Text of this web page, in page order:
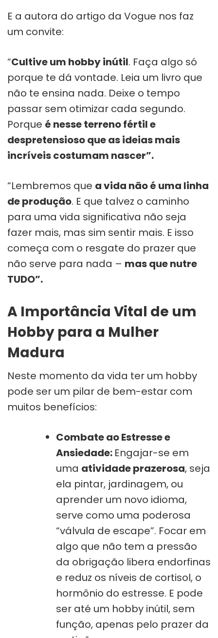
E a autora do artigo da Vogue nos faz
um convite:
“Cultive um hobby inútil. Faça algo só
porque te dá vontade. Leia um livro que
não te ensina nada. Deixe o tempo
passar sem otimizar cada segundo.
Porque é nesse terreno fértil e
despretensioso que as ideias mais
incríveis costumam nascer”.
“Lembremos que a vida não é uma linha
de produção. E que talvez o caminho
para uma vida significativa não seja
fazer mais, mas sim sentir mais. E isso
começa com o resgate do prazer que
não serve para nada – mas que nutre
TUDO”.
A Importância Vital de um
Hobby para a Mulher
Madura
Neste momento da vida ter um hobby
pode ser um pilar de bem-estar com
muitos benefícios:
Combate ao Estresse e
Ansiedade: Engajar-se em
uma atividade prazerosa, seja
ela pintar, jardinagem, ou
aprender um novo idioma,
serve como uma poderosa
“válvula de escape”. Focar em
algo que não tem a pressão
da obrigação libera endorfinas
e reduz os níveis de cortisol, o
hormônio do estresse. E pode
ser até um hobby inútil, sem
função, apenas pelo prazer da